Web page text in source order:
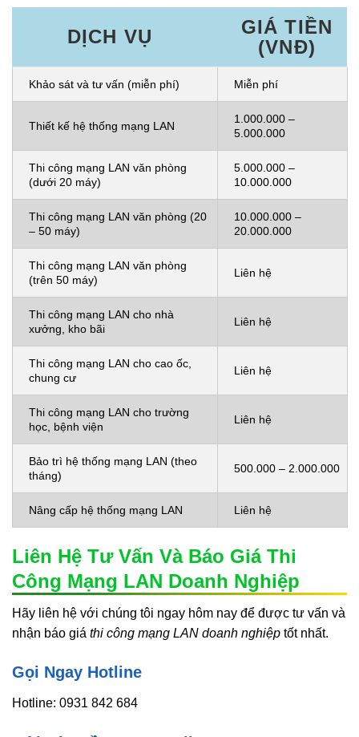
DỊCH VỤ
GIÁ TIỀN
(VNĐ)
Khảo sát và tư vấn (miễn phí) Miễn phí
Thiết kế hệ thống mạng LAN
1.000.000 –
5.000.000
Thi công mạng LAN văn phòng
(dưới 20 máy)
5.000.000 –
10.000.000
Thi công mạng LAN văn phòng (20
– 50 máy)
10.000.000 –
20.000.000
Thi công mạng LAN văn phòng
(trên 50 máy)
Liên hệ
Thi công mạng LAN cho nhà
xưởng, kho bãi
Liên hệ
Thi công mạng LAN cho cao ốc,
chung cư
Liên hệ
Thi công mạng LAN cho trường
học, bệnh viện
Liên hệ
Bảo trì hệ thống mạng LAN (theo
tháng)
500.000 – 2.000.000
Nâng cấp hệ thống mạng LAN Liên hệ
Liên Hệ Tư Vấn Và Báo Giá Thi
Công Mạng LAN Doanh Nghiệp
Hãy liên hệ với chúng tôi ngay hôm nay để được tư vấn và
nhận báo giá thi công mạng LAN doanh nghiệp tốt nhất.
Gọi Ngay Hotline
Hotline: 0931 842 684